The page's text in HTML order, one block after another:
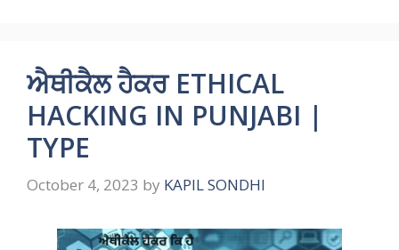
ਐਥੀਕੈਲ ਹੈਕਰ ETHICAL
HACKING IN PUNJABI |
TYPE
October 4, 2023 by KAPIL SONDHI